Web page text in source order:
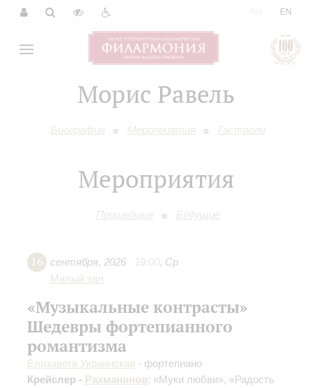
EN
Морис Равель
Биография Мероприятия Гастроли
Мероприятия
Прошедшие Будущие
16 сентября, 2026 19:00, Ср
Малый зал
«Музыкальные контрасты»
Шедевры фортепианного
романтизма
Елизавета Украинская - фортепиано
Крейслер - Рахманинов: «Муки любви», «Радость